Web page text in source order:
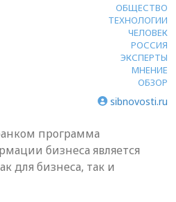
ОБЩЕСТВО
ТЕХНОЛОГИИ
ЧЕЛОВЕК
РОССИЯ
ЭКСПЕРТЫ
МНЕНИЕ
ОБЗОР
sibnovosti.ru
программа
бизнеса является
для бизнеса, так и